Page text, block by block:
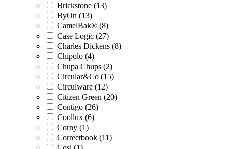
Brickstone (13)
ByOn (13)
CamelBak® (8)
Case Logic (27)
Charles Dickens (8)
Chipolo (4)
Chupa Chups (2)
Circular&Co (15)
Circulware (12)
Citizen Green (20)
Contigo (26)
Coollux (6)
Corny (1)
Correctbook (11)